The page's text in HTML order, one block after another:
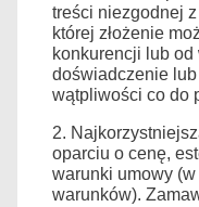
treści niezgodnej
której złożenie
konkurencji lub
doświadczenie
wątpliwości co do
2.
oparciu o cenę,
warunki umowy
warunków).